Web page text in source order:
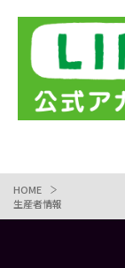
HOME
生産者情報